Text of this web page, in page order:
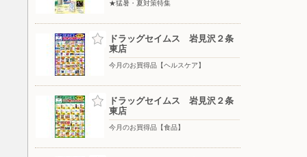
★猛暑・夏対策特集
ドラッグセイムス 岩見沢２条
東店
今月のお買得品【ヘルスケア】
ドラッグセイムス 岩見沢２条
東店
今月のお買得品【食品】